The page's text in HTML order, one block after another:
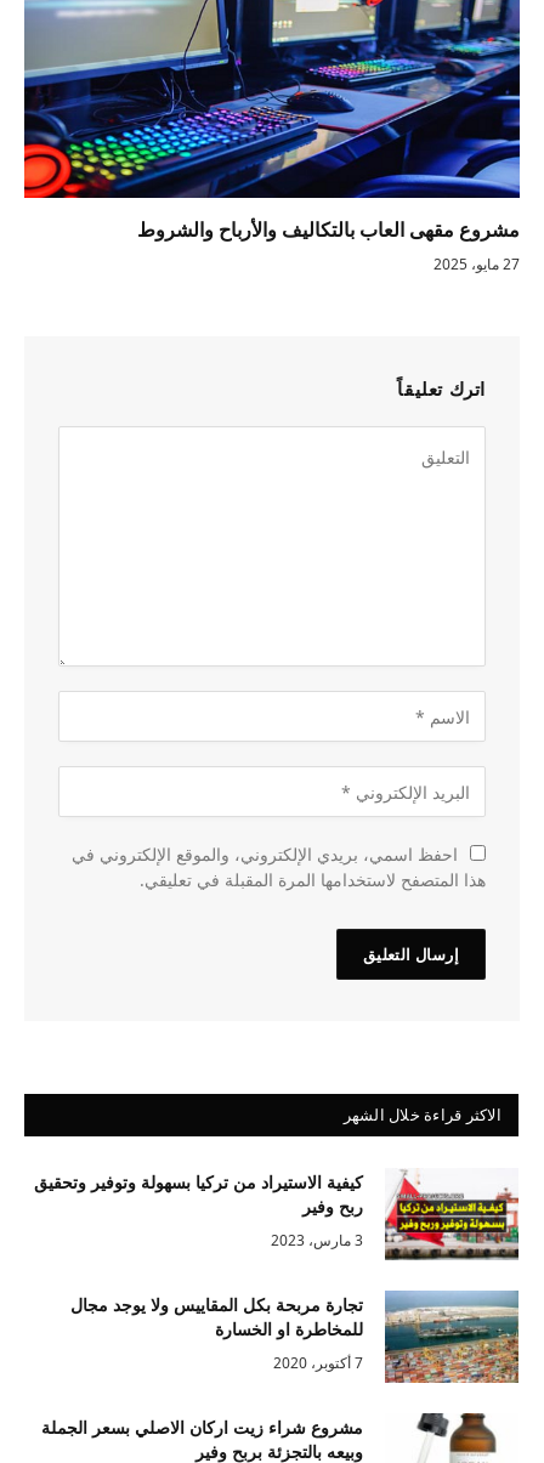
مشروع مقهى العاب بالتكاليف والأرباح والشروط
27 مايو، 2025
اترك تعليقاً
احفظ اسمي، بريدي الإلكتروني، والموقع الإلكتروني في
هذا المتصفح لاستخدامها المرة المقبلة في تعليقي.
الاكثر قراءة خلال الشهر
كيفية الاستيراد من تركيا بسهولة وتوفير وتحقيق
ربح وفير
3 مارس، 2023
تجارة مربحة بكل المقاييس ولا يوجد مجال
للمخاطرة او الخسارة
7 أكتوبر، 2020
مشروع شراء زيت اركان الاصلي بسعر الجملة
وبيعه بالتجزئة بربح وفير